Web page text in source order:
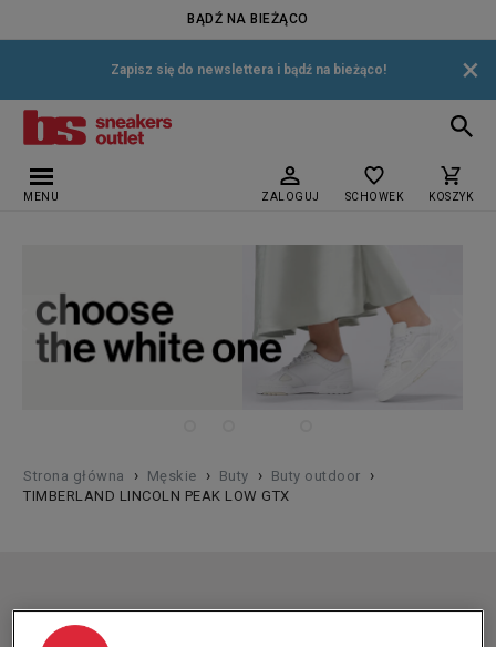
BĄDŹ NA BIEŻĄCO
Zapisz się do newslettera i bądź na bieżąco! ×
MENU ZALOGUJ SCHOWEK KOSZYK
Strona główna › Męskie › Buty › Buty outdoor ›
TIMBERLAND LINCOLN PEAK LOW GTX